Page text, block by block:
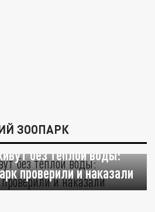
ЗООПАРК
без теплой воды:
проверили и наказали